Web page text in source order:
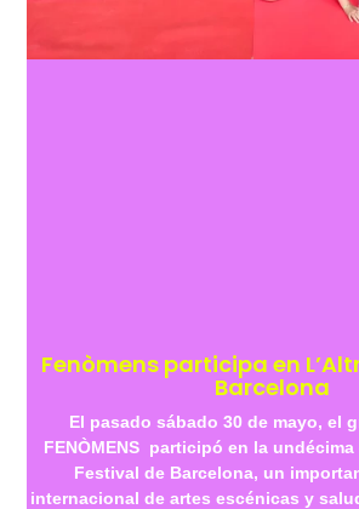
Fenòmens participa en
Barcelona
El pasado sábado 30 de mayo, el
FENÒMENS participó en la
Festival de Barcelona, un
internacional de artes escénicas y